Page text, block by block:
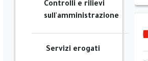
Controlli e rilievi
sull'amministrazione
Servizi erogati